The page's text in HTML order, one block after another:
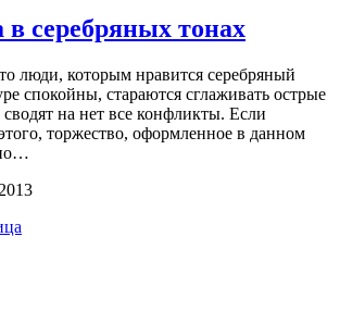
в серебряных тонах
люди, которым нравится серебряный
спокойны, стараются сглаживать острые
сводят на нет все конфликты. Если
торжество, оформленное в данном